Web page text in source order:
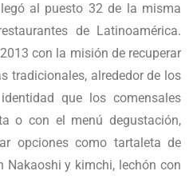
al puesto 32 de la misma
de Latinoamérica.
con la misión de recuperar
tradicionales, alrededor de los
que los comensales
o con el menú degustación,
opciones como tartaleta de
Nakaoshi y kimchi, lechón con